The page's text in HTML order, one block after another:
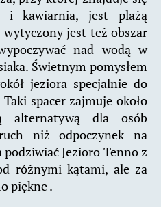
i kawiarnia, jest plażą
jest też obszar
nad wodą w
Świetnym pomysłem
jeziora specjalnie do
spacer zajmuje około
dla osób
niż odpoczynek na
Jezioro Tenno z
różnymi kątami, ale za
piękne .